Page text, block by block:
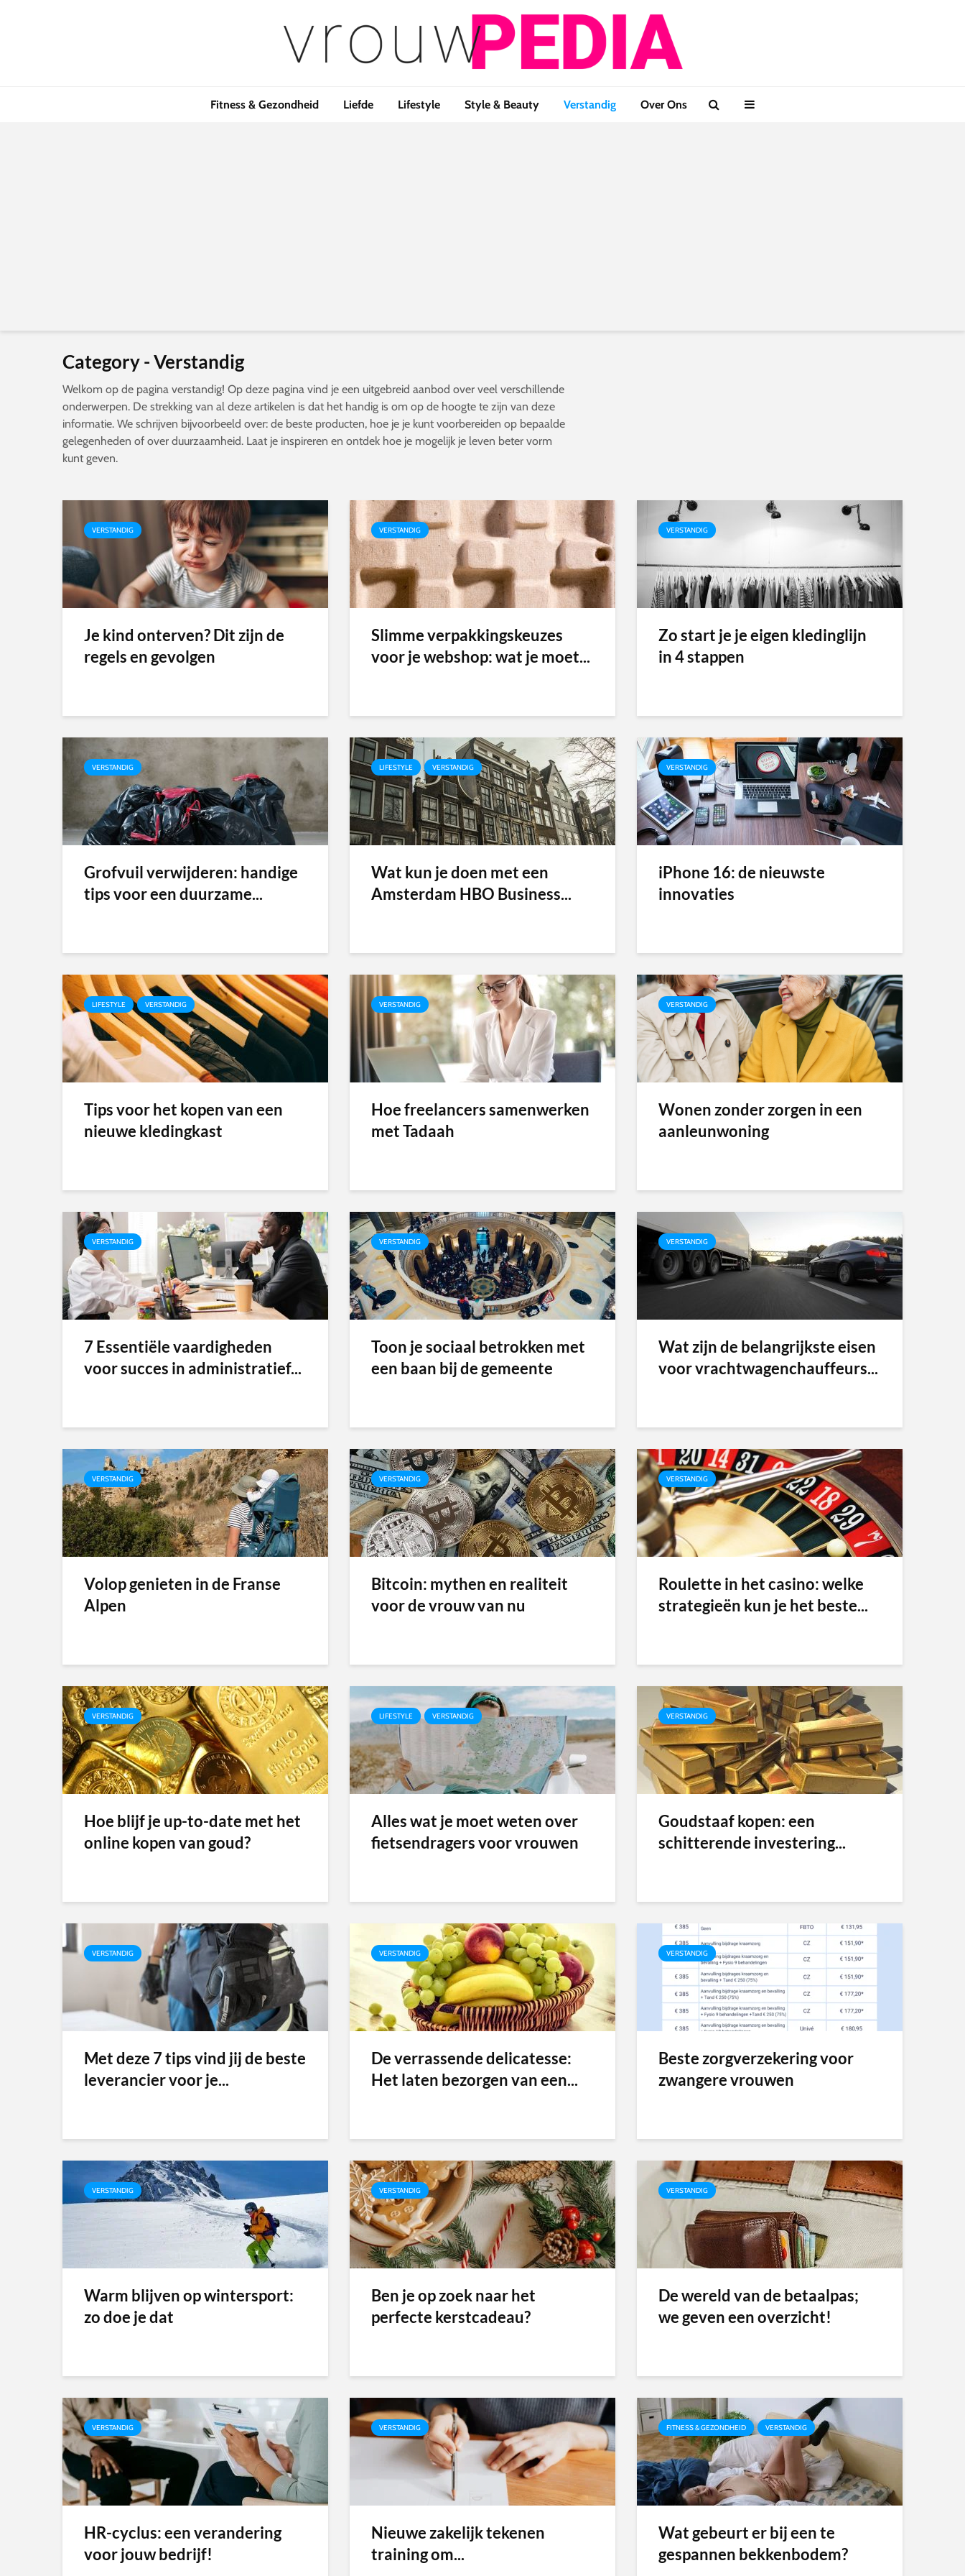
Fitness & Gezondheid Liefde Lifestyle Style & Beauty Verstandig Over Ons
Category - Verstandig
Welkom op de pagina verstandig! Op deze pagina vind je een uitgebreid aanbod over veel verschillende
onderwerpen. De strekking van al deze artikelen is dat het handig is om op de hoogte te zijn van deze
informatie. We schrijven bijvoorbeeld over: de beste producten, hoe je je kunt voorbereiden op bepaalde
gelegenheden of over duurzaamheid. Laat je inspireren en ontdek hoe je mogelijk je leven beter vorm
kunt geven.
VERSTANDIG
Je kind onterven? Dit zijn de
regels en gevolgen
VERSTANDIG
Slimme verpakkingskeuzes
voor je webshop: wat je moet...
VERSTANDIG
Zo start je je eigen kledinglijn
in 4 stappen
VERSTANDIG
Grofvuil verwijderen: handige
tips voor een duurzame...
LIFESTYLE VERSTANDIG
Wat kun je doen met een
Amsterdam HBO Business...
VERSTANDIG
iPhone 16: de nieuwste
innovaties
LIFESTYLE VERSTANDIG
Tips voor het kopen van een
nieuwe kledingkast
VERSTANDIG
Hoe freelancers samenwerken
met Tadaah
VERSTANDIG
Wonen zonder zorgen in een
aanleunwoning
VERSTANDIG
7 Essentiële vaardigheden
voor succes in administratief...
VERSTANDIG
Toon je sociaal betrokken met
een baan bij de gemeente
VERSTANDIG
Wat zijn de belangrijkste eisen
voor vrachtwagenchauffeurs...
VERSTANDIG
Volop genieten in de Franse
Alpen
VERSTANDIG
Bitcoin: mythen en realiteit
voor de vrouw van nu
VERSTANDIG
Roulette in het casino: welke
strategieën kun je het beste...
VERSTANDIG
Hoe blijf je up-to-date met het
online kopen van goud?
LIFESTYLE VERSTANDIG
Alles wat je moet weten over
fietsendragers voor vrouwen
VERSTANDIG
Goudstaaf kopen: een
schitterende investering...
VERSTANDIG
Met deze 7 tips vind jij de beste
leverancier voor je...
VERSTANDIG
De verrassende delicatesse:
Het laten bezorgen van een...
VERSTANDIG
Beste zorgverzekering voor
zwangere vrouwen
VERSTANDIG
Warm blijven op wintersport:
zo doe je dat
VERSTANDIG
Ben je op zoek naar het
perfecte kerstcadeau?
VERSTANDIG
De wereld van de betaalpas;
we geven een overzicht!
VERSTANDIG
HR-cyclus: een verandering
voor jouw bedrijf!
VERSTANDIG
Nieuwe zakelijk tekenen
training om...
FITNESS & GEZONDHEID VERSTANDIG
Wat gebeurt er bij een te
gespannen bekkenbodem?